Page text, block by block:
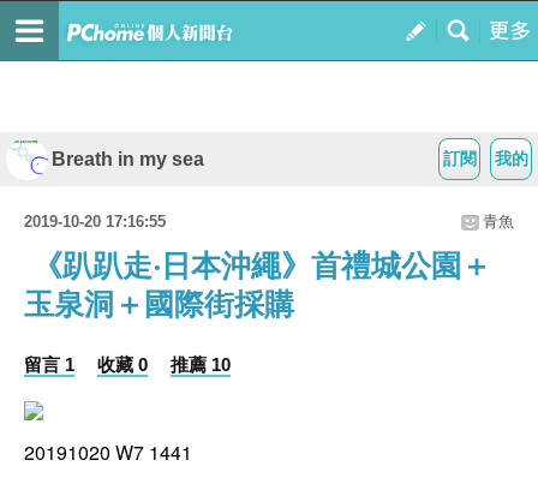
我的
訂閱
Breath in my sea
2019-10-20 17:16:55 青魚
《趴趴走‧日本沖繩》首禮城公園＋
玉泉洞＋國際街採購
留言 1 收藏 0 推薦 10
20191020 W7 1441